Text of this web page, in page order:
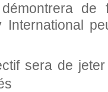
de
International
sera de